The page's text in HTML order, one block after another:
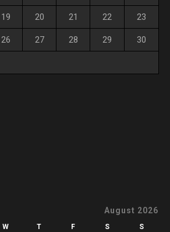
19 20 21 22 23
26 27 28 29 30
August 2026
W T F S S